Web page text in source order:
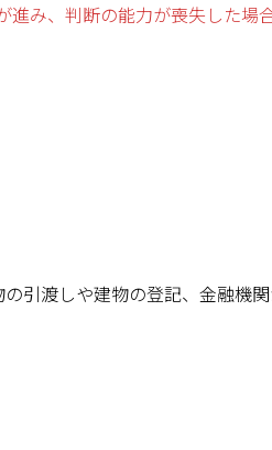
み、判断の能力が喪失した場
引渡しや建物の登記、金融機